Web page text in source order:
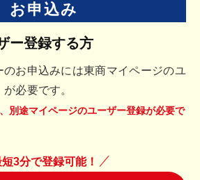
お申込み
ー登録する方
お申込みには東商マイページのユ
必要です。
別途マイページのユーザー登録が必要で
3分で登録可能！